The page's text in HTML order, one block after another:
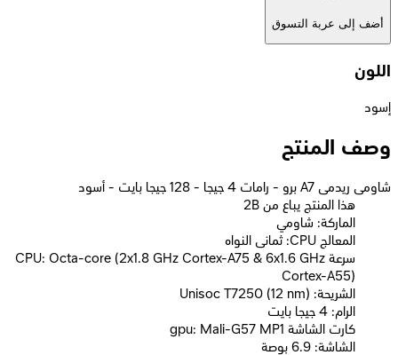
أضف إلى عربة التسوق
اللون
إسود
وصف المنتج
شاومى ريدمى A7 برو - رامات 4 جيجا - 128 جيجا بايت - أسود
2B هذا المنتج يباع من
الماركة: شاومي
المعالج CPU: ثمانى النواه
سرعة CPU: Octa-core (2x1.8 GHz Cortex-A75 & 6x1.6 GHz
Cortex-A55)
الشريحة: Unisoc T7250 (12 nm)
الرام: 4 جيجا بايت
كارت الشاشة gpu: Mali-G57 MP1
الشاشة: 6.9 بوصة